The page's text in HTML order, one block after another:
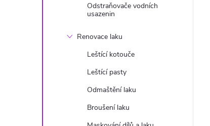
Odstraňovače vodních
usazenin
Renovace laku
Leštící kotouče
Leštící pasty
Odmaštění laku
Broušení laku